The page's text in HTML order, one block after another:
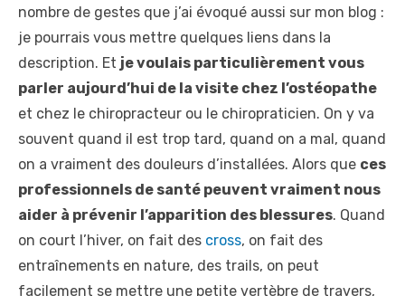
nombre de gestes que j’ai évoqué aussi sur mon blog :
je pourrais vous mettre quelques liens dans la
description. Et je voulais particulièrement vous
parler aujourd’hui de la visite chez l’ostéopathe
et chez le chiropracteur ou le chiropraticien. On y va
souvent quand il est trop tard, quand on a mal, quand
on a vraiment des douleurs d’installées. Alors que ces
professionnels de santé peuvent vraiment nous
aider à prévenir l’apparition des blessures. Quand
on court l’hiver, on fait des cross, on fait des
entraînements en nature, des trails, on peut
facilement se mettre une petite vertèbre de travers,